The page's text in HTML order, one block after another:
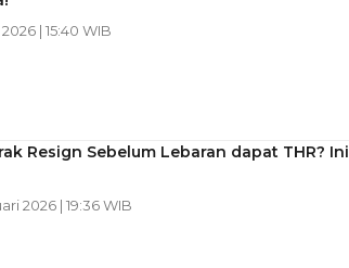
| 15:40 WIB
Resign Sebelum Lebaran dapat THR? Ini
2026 | 19:36 WIB